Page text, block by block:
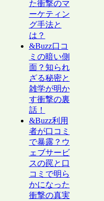
た衝撃のマ
ーケティン
グ手法と
は？
&Buzz口コ
ミの暗い側
面？知られ
ざる秘密と
雑学が明か
す衝撃の裏
話！
&Buzz利用
者が口コミ
で暴露？ウ
ェブサービ
スの罠と口
コミで明ら
かになった
衝撃の真実